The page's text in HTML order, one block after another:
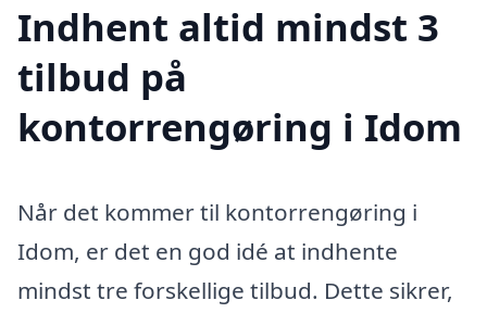
Indhent altid mindst 3
tilbud på
kontorrengøring i Idom
Når det kommer til kontorrengøring i
Idom, er det en god idé at indhente
mindst tre forskellige tilbud. Dette sikrer,